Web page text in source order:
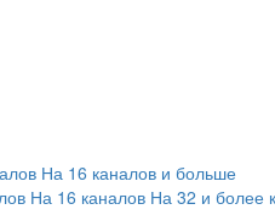
На 16 каналов и больше
На 16 каналов На 32 и более